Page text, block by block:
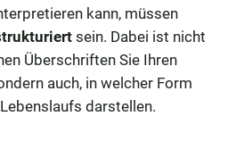
kann, müssen
sein. Dabei ist nicht
Überschriften Sie Ihren
auch, in welcher Form
darstellen.